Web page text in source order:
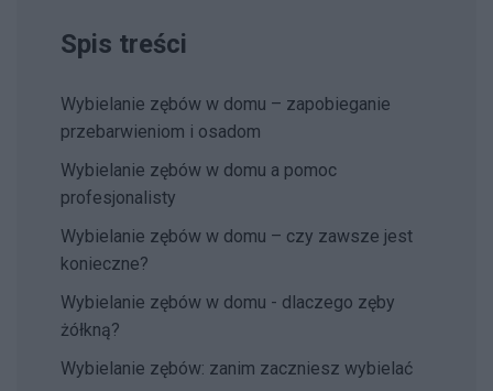
Spis treści
Wybielanie zębów w domu – zapobieganie
przebarwieniom i osadom
Wybielanie zębów w domu a pomoc
profesjonalisty
Wybielanie zębów w domu – czy zawsze jest
konieczne?
Wybielanie zębów w domu - dlaczego zęby
żółkną?
Wybielanie zębów: zanim zaczniesz wybielać